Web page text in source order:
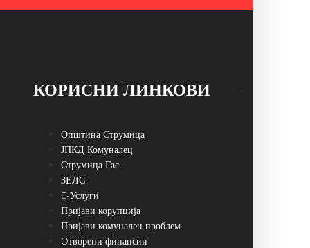
КОРИСНИ ЛИНКОВИ
Општина Струмица
ЈПКД Комуналец
Струмица Гас
ЗЕЛС
E-Услуги
Пријави корупција
Пријави комунален проблем
Oтворени финансии